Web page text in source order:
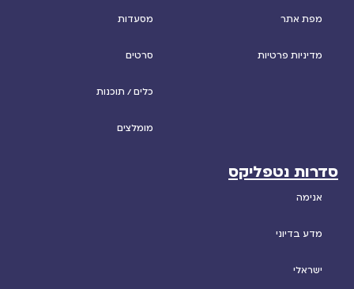
מפת אתר
מדיניות פרטיות
מסעדות
סרטים
כלים / תוכנות
מומלצים
סדרות נטפליקס
אנימה
מדע בדיוני
ישראלי